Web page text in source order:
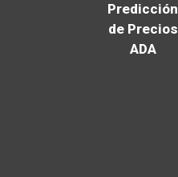
Predicción
de Precios
ADA